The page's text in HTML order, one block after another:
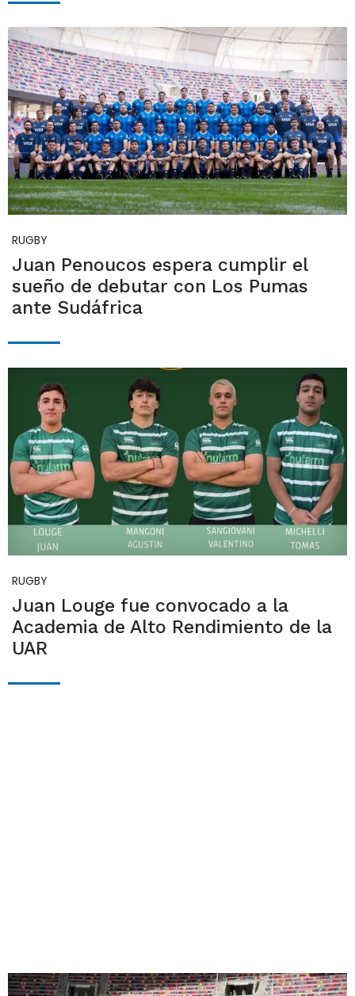
RUGBY
Juan Penoucos espera cumplir el
sueño de debutar con Los Pumas
ante Sudáfrica
RUGBY
Juan Louge fue convocado a la
Academia de Alto Rendimiento de la
UAR